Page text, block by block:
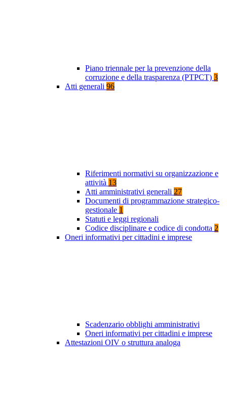
Piano triennale per la prevenzione della
corruzione e della trasparenza (PTPCT) 3
Atti generali 96
Riferimenti normativi su organizzazione e
attività 13
Atti amministrativi generali 27
Documenti di programmazione strategico-
gestionale 1
Statuti e leggi regionali
Codice disciplinare e codice di condotta 2
Oneri informativi per cittadini e imprese
Scadenzario obblighi amministrativi
Oneri informativi per cittadini e imprese
Attestazioni OIV o struttura analoga